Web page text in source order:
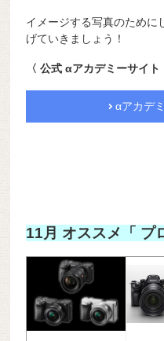
イメージする写真のために
げていきましょう！
〈 公式 αアカデミーサイト
αアカデ
11月 オススメ「 プ